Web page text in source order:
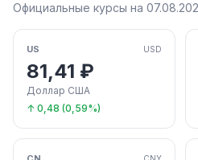
Официальные курсы на
US USD
81,41 ₽
Доллар США
↑ 0,48 (0,59%)
CNY